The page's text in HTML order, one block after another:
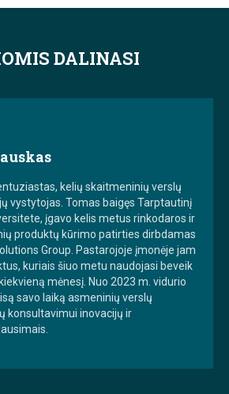
DALINASI
kelių skaitmeninių verslų
vystytojas. Tomas baigęs Tarptautinį
įgavo kelis metus rinkodaros ir
produktų kūrimo patirties dirbdamas
Group. Pastarojoje įmonėje jam
kuriais šiuo metu naudojasi beveik
mėnesį. Nuo 2023 m. vidurio
savo laiką asmeninių verslų
konsultavimui inovacijų ir